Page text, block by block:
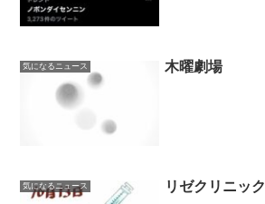
気になるニュース 木曜劇場
気になるニュース リゼクリニック